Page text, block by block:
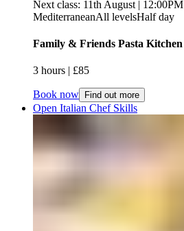
Next class: 11th August | 12:00PM
MediterraneanAll levelsHalf day
Family & Friends Pasta Kitchen​​​​‌ ‍ ​‍​‍‌‍ ‌ ​‍‌‍‍‌‌‍‌ ‌‍‍‌‌‍ ‍​‍​‍​ ‍‍​‍​‍‌ ​ ‌‍​‌‌‍ ‍‌‍‍‌‌ ‌​‌ ‍‌​‍ ‍‌‍‍‌‌‍ ​‍​‍​‍ ​​‍​‍‌‍‍​‌ ​‍‌‍‌‌‌‍‌‍​‍​‍​ ‍‍​‍​‍‌‍‍​‌ ‌​‌ ‌​‌ ​​‌ ​ ​ ‍‍​‍ ​‍ ‌‍ ​​‍ ‌‌‍​‌‌‍ ‍‌‍‌​​‍ ‌‌ ​‍​‍ ‌‌‍‍​‌‍ ‌ ‌​‌‍‌‌‌‍ ​‌ ​ ​‍ ‌‌ ​ ‌ ‌​‌ ‌‌‌‍‌​‌‍‍‌‌‍ ​‍ ‍‌ ‌‍‌‍‌‌‌ ​‍‌‍​ ‌‍‌‌‌‍ ​​‍ ‍‌‍​‌‌ ​​‌ ​​​‍ ‌‍‍‌‌‍ ‍‌ ‌​‌‍‌‌‌‍ ‍‌ ‌​​‍ ‌‍‌‌‌‍‌​‌‍‍‌‌ ‌​​‍ ‌‍ ‌‌‍ ‌‍‌​‌‍‌‌​ ‌‌ ​​‌ ​‍‌‍‌‌‌ ​ ‌‍‌‌‌‍ ‍‌ ‌​‌‍​‌‌ ‌​‌‍‍‌‌‍ ‌‍ ‍​ ‍ ‌‍‍‌‌‍‌​​ ‌​ ‍‌‌‍​‌​ ‌ ‌‍​‍‌‍​ ​ ‌‍‌‍‌​​ ‌‌​‍ ‌‌‍​‌​ ‍‌​ ‌​‌‍​‌​‍ ‌​ ‌​​ ‍‌‌‍‌‍‌‍‌​​‍ ‌‌‍​‍​ ‌ ​ ‍​​ ‌‍​‍ ‌​ ​​​ ‍‌‌‍​‍‌‍‌​​ ​ ‌‍​‍‌‍‌‌‌‍​‍​ ‌​‌‍​‍​ ​‌‌‍​‌​ ‍ ‌ ‌​‌ ‍‌‌ ​​‌‍‌‌​ ‌‌‍‍​‌‍ ‌ ‌​‌‍‌‌‌‍ ​‌​​ ‌‍ ​‌‍​‌‌ ​ ‌ ​ ​ ‍ ‌ ​​‌‍​‌‌ ‌​‌‍‍​​ ‌‌ ‌​‌‍‍‌‌ ‌​‌‍ ​‌‍‌‌​ ‌‍​‍‌‍​‌‌ ​ ‌‍‌‌‌‌‌‌‌ ​‍‌‍ ​​ ‌‌‍‍​‌ ‌​‌ ‌​‌ ​​‌ ​ ​‍‌‌​ ​ ‌​​‌​‍‌‌​ ​‍‌​‌‍​‍‌‌​ ​‍‌​‌‍‌‍ ​​‍ ‌‌‍​‌‌‍ ‍‌‍‌​​‍ ‌‌ ​‍​‍ ‌‌‍‍​‌‍ ‌ ‌​‌‍‌‌‌‍ ​‌ ​ ​‍ ‌‌ ​ ‌ ‌​‌ ‌‌‌‍‌​‌‍‍‌‌‍ ​‍ ‍‌ ‌‍‌‍‌‌‌ ​‍‌‍​ ‌‍‌‌‌‍ ​​‍ ‍‌‍​‌‌ ​​‌ ​​​‍‌‍‌‍‍‌‌‍‌​​ ‌​ ‍‌‌‍​‌​ ‌ ‌‍​‍‌‍​ ​ ‌‍‌‍‌​​ ‌‌​‍ ‌‌‍​‌​ ‍‌​ ‌​‌‍​‌​‍ ‌​ ‌​​ ‍‌‌‍‌‍‌‍‌​​‍ ‌‌‍​‍​ ‌ ​ ‍​​ ‌‍​‍ ‌​ ​​​ ‍‌‌‍​‍‌‍‌​​ ​ ‌‍​‍‌‍‌‌‌‍​‍​ ‌​‌‍​‍​ ​‌‌‍​‌​‍‌‍‌ ‌​‌ ‍‌‌ ​​‌‍‌‌​ ‌‌‍‍​‌‍ ‌ ‌​‌‍‌‌‌‍ ​‌​​ ‌‍ ​‌‍​‌‌ ​ ‌ ​ ​‍‌‍‌ ​​‌‍​‌‌ ‌​‌‍‍​​ ‌‌ ‌​‌‍‍‌‌ ‌​‌‍ ​‌‍‌‌​‍‌‍‌ ​​‌‍‌‌‌ ​‍‌ ​ ‌ ​​‌‍‌‌‌‍​ ‌ ‌​‌‍‍‌‌ ‌‍‌‍‌‌​ ‌‌ ​​‌ ‌‌‌‍​‍‌‍ ​‌‍‍‌‌ ​ ‌‍‍​‌‍‌‌‌‍‌​​‍​‍‌ ‌
3 hours​​​​‌ ‍ ​‍​‍‌‍ ‌ ​‍‌‍‍‌‌‍‌ ‌‍‍‌‌‍ ‍​‍​‍​ ‍‍​‍​‍‌ ​ ‌‍​‌‌‍ ‍‌‍‍‌‌ ‌​‌ ‍‌​‍ ‍‌‍‍‌‌‍ ​‍​‍​‍ ​​‍​‍‌‍‍​‌ ​‍‌‍‌‌‌‍‌‍​‍​‍​ ‍‍​‍​‍‌‍‍​‌ ‌​‌ ‌​‌ ​​‌ ​ ​ ‍‍​‍ ​‍ ‌‍ ​​‍ ‌‌‍​‌‌‍ ‍‌‍‌​​‍ ‌‌ ​‍​‍ ‌‌‍‍​‌‍ ‌ ‌​‌‍‌‌‌‍ ​‌ ​ ​‍ ‌‌ ​ ‌ ‌​‌ ‌‌‌‍‌​‌‍‍‌‌‍ ​‍ ‍‌ ‌‍‌‍‌‌‌ ​‍‌‍​ ‌‍‌‌‌‍ ​​‍ ‍‌‍​‌‌ ​​‌ ​​​‍ ‌‍‍‌‌‍ ‍‌ ‌​‌‍‌‌‌‍ ‍‌ ‌​​‍ ‌‍‌‌‌‍‌​‌‍‍‌‌ ‌​​‍ ‌‍ ‌‌‍ ‌‍‌​‌‍‌‌​ ‌‌ ​​‌ ​‍‌‍‌‌‌ ​ ‌‍‌‌‌‍ ‍‌ ‌​‌‍​‌‌ ‌​‌‍‍‌‌‍ ‌‍ ‍​ ‍ ‌‍‍‌‌‍‌​​ ‌​ ‍‌‌‍​‌​ ‌ ‌‍​‍‌‍​ ​ ‌‍‌‍‌​​ ‌‌​‍ ‌‌‍​‌​ ‍‌​ ‌​‌‍​‌​‍ ‌​ ‌​​ ‍‌‌‍‌‍‌‍‌​​‍ ‌‌‍​‍​ ‌ ​ ‍​​ ‌‍​‍ ‌​ ​​​ ‍‌‌‍​‍‌‍‌​​ ​ ‌‍​‍‌‍‌‌‌‍​‍​ ‌​‌‍​‍​ ​‌‌‍​‌​ ‍ ‌ ‌​‌ ‍‌‌ ​​‌‍‌‌​ ‌‌‍‍​‌‍ ‌ ‌​‌‍‌‌‌‍ ​‌​​ ‌‍ ​‌‍​‌‌ ​ ‌ ​ ​ ‍ ‌ ​​‌‍​‌‌ ‌​‌‍‍​​ ‌‌ ‌​‌‍‍‌‌‍ ‌‌‍‌‌​ ‌‍​‍‌‍​‌‌ ​ ‌‍‌‌‌‌‌‌‌ ​‍‌‍ ​​ ‌‌‍‍​‌ ‌​‌ ‌​‌ ​​‌ ​ ​‍‌‌​ ​ ‌​​‌​‍‌‌​ ​‍‌​‌‍​‍‌‌​ ​‍‌​‌‍‌‍ ​​‍ ‌‌‍​‌‌‍ ‍‌‍‌​​‍ ‌‌ ​‍​‍ ‌‌‍‍​‌‍ ‌ ‌​‌‍‌‌‌‍ ​‌ ​ ​‍ ‌‌ ​ ‌ ‌​‌ ‌‌‌‍‌​‌‍‍‌‌‍ ​‍ ‍‌ ‌‍‌‍‌‌‌ ​‍‌‍​ ‌‍‌‌‌‍ ​​‍ ‍‌‍​‌‌ ​​‌ ​​​‍‌‍‌‍‍‌‌‍‌​​ ‌​ ‍‌‌‍​‌​ ‌ ‌‍​‍‌‍​ ​ ‌‍‌‍‌​​ ‌‌​‍ ‌‌‍​‌​ ‍‌​ ‌​‌‍​‌​‍ ‌​ ‌​​ ‍‌‌‍‌‍‌‍‌​​‍ ‌‌‍​‍​ ‌ ​ ‍​​ ‌‍​‍ ‌​ ​​​ ‍‌‌‍​‍‌‍‌​​ ​ ‌‍​‍‌‍‌‌‌‍​‍​ ‌​‌‍​‍​ ​‌‌‍​‌​‍‌‍‌ ‌​‌ ‍‌‌ ​​‌‍‌‌​ ‌‌‍‍​‌‍ ‌ ‌​‌‍‌‌‌‍ ​‌​​ ‌‍ ​‌‍​‌‌ ​ ‌ ​ ​‍‌‍‌ ​​‌‍​‌‌ ‌​‌‍‍​​ ‌‌ ‌​‌‍‍‌‌‍ ‌‌‍‌‌​‍‌‍‌ ​​‌‍‌‌‌ ​‍‌ ​ ‌ ​​‌‍‌‌‌‍​ ‌ ‌​‌‍‍‌‌ ‌‍‌‍‌‌​ ‌‌ ​​‌ ‌‌‌‍​‍‌‍ ​‌‍‍‌‌ ​ ‌‍‍​‌‍‌‌‌‍‌​​‍​‍‌ ‌ | £85​​​​‌ ‍ ​‍​‍‌‍ ‌ ​‍‌‍‍‌‌‍‌ ‌‍‍‌‌‍ ‍​‍​‍​ ‍‍​‍​‍‌ ​ ‌‍​‌‌‍ ‍‌‍‍‌‌ ‌​‌ ‍‌​‍ ‍‌‍‍‌‌‍ ​‍​‍​‍ ​​‍​‍‌‍‍​‌ ​‍‌‍‌‌‌‍‌‍​‍​‍​ ‍‍​‍​‍‌‍‍​‌ ‌​‌ ‌​‌ ​​‌ ​ ​ ‍‍​‍ ​‍ ‌‍ ​​‍ ‌‌‍​‌‌‍ ‍‌‍‌​​‍ ‌‌ ​‍​‍ ‌‌‍‍​‌‍ ‌ ‌​‌‍‌‌‌‍ ​‌ ​ ​‍ ‌‌ ​ ‌ ‌​‌ ‌‌‌‍‌​‌‍‍‌‌‍ ​‍ ‍‌ ‌‍‌‍‌‌‌ ​‍‌‍​ ‌‍‌‌‌‍ ​​‍ ‍‌‍​‌‌ ​​‌ ​​​‍ ‌‍‍‌‌‍ ‍‌ ‌​‌‍‌‌‌‍ ‍‌ ‌​​‍ ‌‍‌‌‌‍‌​‌‍‍‌‌ ‌​​‍ ‌‍ ‌‌‍ ‌‍‌​‌‍‌‌​ ‌‌ ​​‌ ​‍‌‍‌‌‌ ​ ‌‍‌‌‌‍ ‍‌ ‌​‌‍​‌‌ ‌​‌‍‍‌‌‍ ‌‍ ‍​ ‍ ‌‍‍‌‌‍‌​​ ‌​ ‍‌‌‍​‌​ ‌ ‌‍​‍‌‍​ ​ ‌‍‌‍‌​​ ‌‌​‍ ‌‌‍​‌​ ‍‌​ ‌​‌‍​‌​‍ ‌​ ‌​​ ‍‌‌‍‌‍‌‍‌​​‍ ‌‌‍​‍​ ‌ ​ ‍​​ ‌‍​‍ ‌​ ​​​ ‍‌‌‍​‍‌‍‌​​ ​ ‌‍​‍‌‍‌‌‌‍​‍​ ‌​‌‍​‍​ ​‌‌‍​‌​ ‍ ‌ ‌​‌ ‍‌‌ ​​‌‍‌‌​ ‌‌‍‍​‌‍ ‌ ‌​‌‍‌‌‌‍ ​‌​​ ‌‍ ​‌‍​‌‌ ​ ‌ ​ ​ ‍ ‌ ​​‌‍​‌‌ ‌​‌‍‍​​ ‌‌ ​​‌ ​‍‌‍‍‌‌‍​ ‌‍‌‌​ ‌‍​‍‌‍​‌‌ ​ ‌‍‌‌‌‌‌‌‌ ​‍‌‍ ​​ ‌‌‍‍​‌ ‌​‌ ‌​‌ ​​‌ ​ ​‍‌‌​ ​ ‌​​‌​‍‌‌​ ​‍‌​‌‍​‍‌‌​ ​‍‌​‌‍‌‍ ​​‍ ‌‌‍​‌‌‍ ‍‌‍‌​​‍ ‌‌ ​‍​‍ ‌‌‍‍​‌‍ ‌ ‌​‌‍‌‌‌‍ ​‌ ​ ​‍ ‌‌ ​ ‌ ‌​‌ ‌‌‌‍‌​‌‍‍‌‌‍ ​‍ ‍‌ ‌‍‌‍‌‌‌ ​‍‌‍​ ‌‍‌‌‌‍ ​​‍ ‍‌‍​‌‌ ​​‌ ​​​‍‌‍‌‍‍‌‌‍‌​​ ‌​ ‍‌‌‍​‌​ ‌ ‌‍​‍‌‍​ ​ ‌‍‌‍‌​​ ‌‌​‍ ‌‌‍​‌​ ‍‌​ ‌​‌‍​‌​‍ ‌​ ‌​​ ‍‌‌‍‌‍‌‍‌​​‍ ‌‌‍​‍​ ‌ ​ ‍​​ ‌‍​‍ ‌​ ​​​ ‍‌‌‍​‍‌‍‌​​ ​ ‌‍​‍‌‍‌‌‌‍​‍​ ‌​‌‍​‍​ ​‌‌‍​‌​‍‌‍‌ ‌​‌ ‍‌‌ ​​‌‍‌‌​ ‌‌‍‍​‌‍ ‌ ‌​‌‍‌‌‌‍ ​‌​​ ‌‍ ​‌‍​‌‌ ​ ‌ ​ ​‍‌‍‌ ​​‌‍​‌‌ ‌​‌‍‍​​ ‌‌ ​​‌ ​‍‌‍‍‌‌‍​ ‌‍‌‌​‍‌‍‌ ​​‌‍‌‌‌ ​‍‌ ​ ‌ ​​‌‍‌‌‌‍​ ‌ ‌​‌‍‍‌‌ ‌‍‌‍‌‌​ ‌‌ ​​‌ ‌‌‌‍​‍‌‍ ​‌‍‍‌‌ ​ ‌‍‍​‌‍‌‌‌‍‌​​‍​‍‌ ‌
Book now Find out more
Open Italian Chef Skills​​​​‌ ‍ ​‍​‍‌‍ ‌ ​‍‌‍‍‌‌‍‌ ‌‍‍‌‌‍ ‍​‍​‍​ ‍‍​‍​‍‌ ​ ‌‍​‌‌‍ ‍‌‍‍‌‌ ‌​‌ ‍‌​‍ ‍‌‍‍‌‌‍ ​‍​‍​‍ ​​‍​‍‌‍‍​‌ ​‍‌‍‌‌‌‍‌‍​‍​‍​ ‍‍​‍​‍‌‍‍​‌ ‌​‌ ‌​‌ ​​‌ ​ ​ ‍‍​‍ ​‍ ‌‍ ​​‍ ‌‌‍​‌‌‍ ‍‌‍‌​​‍ ‌‌ ​‍​‍ ‌‌‍‍​‌‍ ‌ ‌​‌‍‌‌‌‍ ​‌ ​ ​‍ ‌‌ ​ ‌ ‌​‌ ‌‌‌‍‌​‌‍‍‌‌‍ ​‍ ‍‌ ‌‍‌‍‌‌‌ ​‍‌‍​ ‌‍‌‌‌‍ ​​‍ ‍‌‍​‌‌ ​​‌ ​​​‍ ‌‍‍‌‌‍ ‍‌ ‌​‌‍‌‌‌‍ ‍‌ ‌​​‍ ‌‍‌‌‌‍‌​‌‍‍‌‌ ‌​​‍ ‌‍ ‌‌‍ ‌‍‌​‌‍‌‌​ ‌‌ ​​‌ ​‍‌‍‌‌‌ ​ ‌‍‌‌‌‍ ‍‌ ‌​‌‍​‌‌ ‌​‌‍‍‌‌‍ ‌‍ ‍​ ‍ ‌‍‍‌‌‍‌​​ ‌‌‍‌‌​ ‍‌‌‍‌‌​ ‌ ‌‍​‍​ ‍‌​ ​‍​ ​‌​‍ ‌​ ​‌​ ‍​​ ​​​ ‍​​‍ ‌​ ‌​​ ​ ‌‍​ ​ ​‌​‍ ‌‌‍​‍‌‍​ ‌‍​‍‌‍‌‌​‍ ‌‌‍​ ‌‍​‌​ ‌ ​ ‍‌​ ​​‌‍‌‍‌‍‌‍​ ​‌​ ​​‌‍​ ​ ‍‌‌‍‌‌​ ‍ ‌ ‌​‌ ‍‌‌ ​​‌‍‌‌​ ‌‌‍‍​‌‍ ‌ ‌​‌‍‌‌‌‍ ​‌​​ ‌‍ ​‌‍​‌‌ ​ ‌ ​ ​ ‍ ‌ ​​‌‍​‌‌ ‌​‌‍‍​​ ‌‌ ‌​‌‍‍‌‌ ‌​‌‍ ​‌‍‌‌​ ‌‍​‍‌‍​‌‌ ​ ‌‍‌‌‌‌‌‌‌ ​‍‌‍ ​​ ‌‌‍‍​‌ ‌​‌ ‌​‌ ​​‌ ​ ​‍‌‌​ ​ ‌​​‌​‍‌‌​ ​‍‌​‌‍​‍‌‌​ ​‍‌​‌‍‌‍ ​​‍ ‌‌‍​‌‌‍ ‍‌‍‌​​‍ ‌‌ ​‍​‍ ‌‌‍‍​‌‍ ‌ ‌​‌‍‌‌‌‍ ​‌ ​ ​‍ ‌‌ ​ ‌ ‌​‌ ‌‌‌‍‌​‌‍‍‌‌‍ ​‍ ‍‌ ‌‍‌‍‌‌‌ ​‍‌‍​ ‌‍‌‌‌‍ ​​‍ ‍‌‍​‌‌ ​​‌ ​​​‍‌‍‌‍‍‌‌‍‌​​ ‌‌‍‌‌​ ‍‌‌‍‌‌​ ‌ ‌‍​‍​ ‍‌​ ​‍​ ​‌​‍ ‌​ ​‌​ ‍​​ ​​​ ‍​​‍ ‌​ ‌​​ ​ ‌‍​ ​ ​‌​‍ ‌‌‍​‍‌‍​ ‌‍​‍‌‍‌‌​‍ ‌‌‍​ ‌‍​‌​ ‌ ​ ‍‌​ ​​‌‍‌‍‌‍‌‍​ ​‌​ ​​‌‍​ ​ ‍‌‌‍‌‌​‍‌‍‌ ‌​‌ ‍‌‌ ​​‌‍‌‌​ ‌‌‍‍​‌‍ ‌ ‌​‌‍‌‌‌‍ ​‌​​ ‌‍ ​‌‍​‌‌ ​ ‌ ​ ​‍‌‍‌ ​​‌‍​‌‌ ‌​‌‍‍​​ ‌‌ ‌​‌‍‍‌‌ ‌​‌‍ ​‌‍‌‌​‍‌‍‌ ​​‌‍‌‌‌ ​‍‌ ​ ‌ ​​‌‍‌‌‌‍​ ‌ ‌​‌‍‍‌‌ ‌‍‌‍‌‌​ ‌‌ ​​‌ ‌‌‌‍​‍‌‍ ​‌‍‍‌‌ ​ ‌‍‍​‌‍‌‌‌‍‌​​‍​‍‌ ‌